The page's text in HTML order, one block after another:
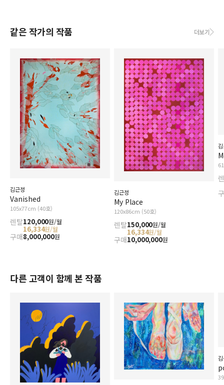
같은 작가의 작품 더보기
김근정
Vanished
105x77cm (40호)
렌탈120,000원/월
16,334원/월
구매8,000,000원
김근정
My Place
120x86cm (50호)
렌탈150,000원/월
16,334원/월
구매10,000,000원
다른 고객이 함께 본 작품